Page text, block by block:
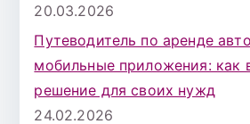
20.03.2026
Путеводитель по аренде
мобильные приложения: как
решение для своих нужд
24.02.2026